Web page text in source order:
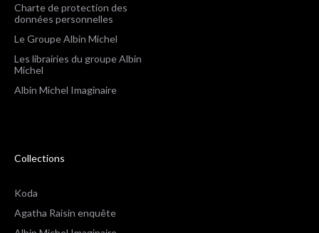
Charte de protection des
données personnelles
Le Groupe Albin Michel
Les librairies du groupe Albin
Michel
Albin Michel Imaginaire
Collections
Koda
Agatha Raisin enquête